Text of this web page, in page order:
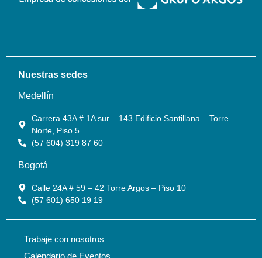
Nuestras sedes
Medellín
Carrera 43A # 1A sur – 143 Edificio Santillana – Torre
Norte, Piso 5
(57 604) 319 87 60
Bogotá
Calle 24A # 59 – 42 Torre Argos – Piso 10
(57 601) 650 19 19
Trabaje con nosotros